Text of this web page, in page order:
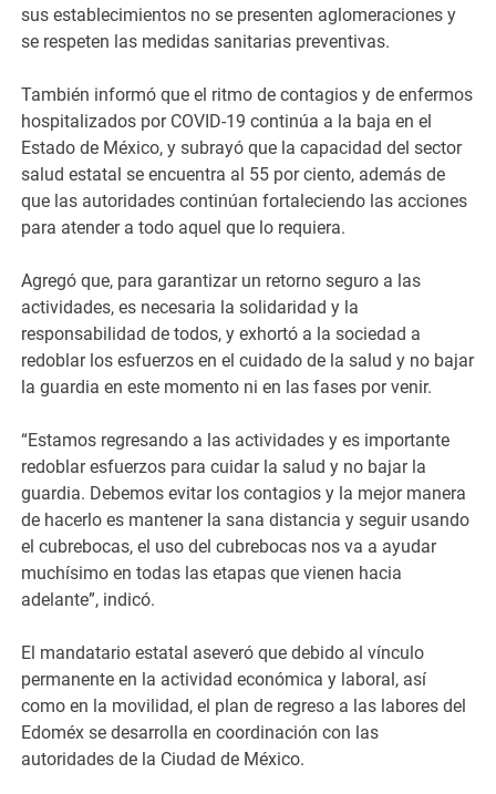
sus establecimientos no se presenten aglomeraciones y
se respeten las medidas sanitarias preventivas.
También informó que el ritmo de contagios y de enfermos
hospitalizados por COVID-19 continúa a la baja en el
Estado de México, y subrayó que la capacidad del sector
salud estatal se encuentra al 55 por ciento, además de
que las autoridades continúan fortaleciendo las acciones
para atender a todo aquel que lo requiera.
Agregó que, para garantizar un retorno seguro a las
actividades, es necesaria la solidaridad y la
responsabilidad de todos, y exhortó a la sociedad a
redoblar los esfuerzos en el cuidado de la salud y no bajar
la guardia en este momento ni en las fases por venir.
“Estamos regresando a las actividades y es importante
redoblar esfuerzos para cuidar la salud y no bajar la
guardia. Debemos evitar los contagios y la mejor manera
de hacerlo es mantener la sana distancia y seguir usando
el cubrebocas, el uso del cubrebocas nos va a ayudar
muchísimo en todas las etapas que vienen hacia
adelante”, indicó.
El mandatario estatal aseveró que debido al vínculo
permanente en la actividad económica y laboral, así
como en la movilidad, el plan de regreso a las labores del
Edoméx se desarrolla en coordinación con las
autoridades de la Ciudad de México.